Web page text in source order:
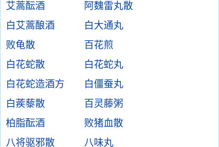
艾蒿酝酒
阿魏雷丸散
白艾蒿酿酒
白大通丸
败龟散
百花煎
白花蛇散
白花蛇丸
白花蛇造酒方
白僵蚕丸
白蒺藜散
百灵藤粥
柏脂酝酒
败猪血散
八将驱邪散
八味丸